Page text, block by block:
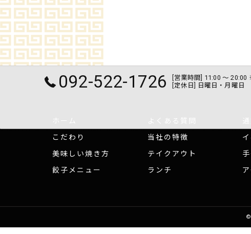
092-522-1726
[営業時間] 11:00 〜
[定休日] 日曜日・月曜日
ホーム
こだわり
美味しい焼き方
餃子メニュー
よくある質問
当社の特徴
テイクアウト
ランチ
©